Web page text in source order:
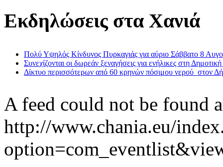
Εκδηλώσεις στα Χανιά
Πολύ Υψηλός Κίνδυνος Πυρκαγιάς για αύριο Σάββατο 8
Συνεχίζονται οι δωρεάν ξεναγήσεις για ενήλικες στη
Δίκτυο περισσότερων από 60 κρηνών πόσιμου νερού στον
A feed could not be found
http://www.chania.eu/